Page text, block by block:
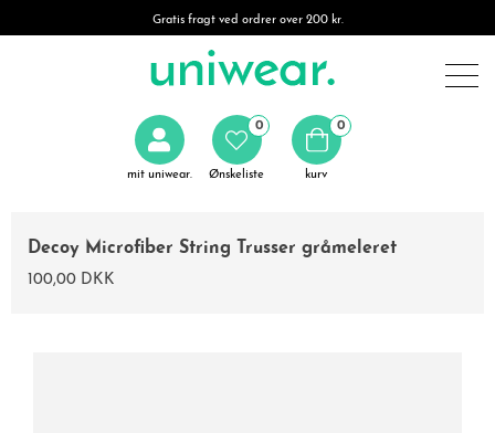
Gratis fragt ved ordrer over 200 kr.
mit uniwear. Ønskeliste
0 0
kurv
Decoy Microfiber String Trusser gråmeleret
100,00 DKK